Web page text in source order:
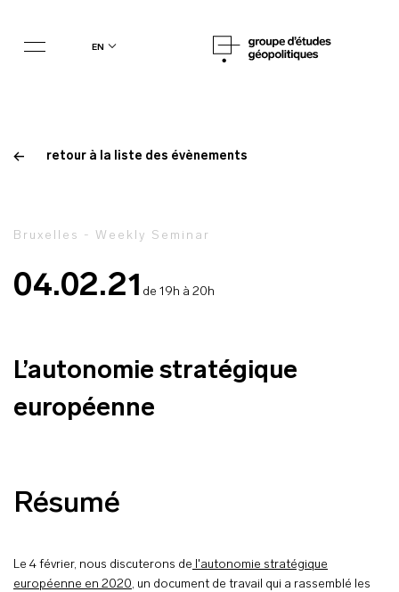
en
retour à la liste des évènements
04.02.21 de 19h à 20h
Bruxelles - Weekly Seminar
L’autonomie stratégique
européenne
Résumé
Le 4 février, nous discuterons de l'autonomie stratégique
européenne en 2020, un document de travail qui a rassemblé les